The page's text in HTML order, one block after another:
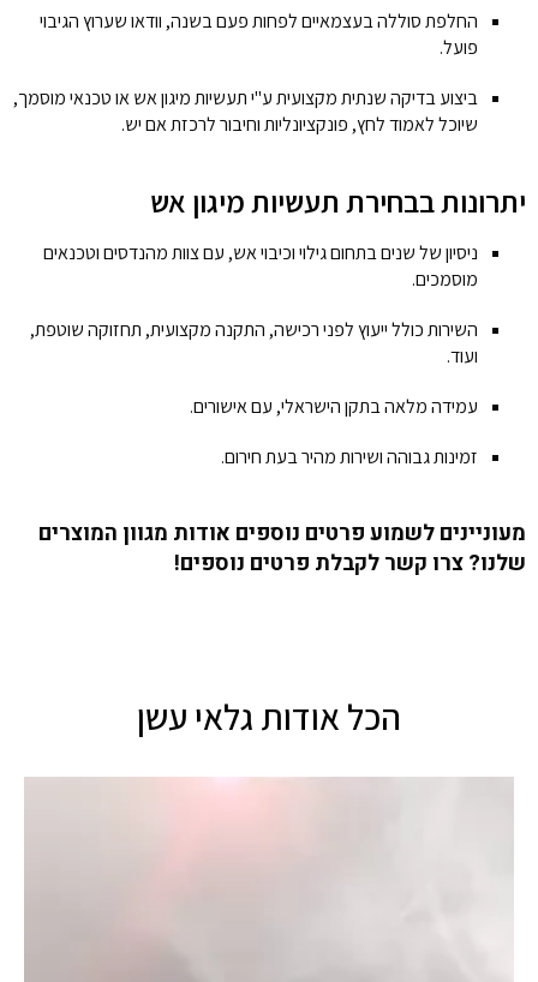
החלפת סוללה בעצמאיים לפחות פעם בשנה, וודאו שערוץ הגיבוי
פועל.
ביצוע בדיקה שנתית מקצועית ע"י תעשיות מיגון אש או טכנאי מוסמך,
שיוכל לאמוד לחץ, פונקציונליות וחיבור לרכזת אם יש.
יתרונות בבחירת תעשיות מיגון אש
ניסיון של שנים בתחום גילוי וכיבוי אש, עם צוות מהנדסים וטכנאים
מוסמכים.
השירות כולל ייעוץ לפני רכישה, התקנה מקצועית, תחזוקה שוטפת,
ועוד.
עמידה מלאה בתקן הישראלי, עם אישורים.
זמינות גבוהה ושירות מהיר בעת חירום.
מעוניינים לשמוע פרטים נוספים אודות מגוון המוצרים
שלנו? צרו קשר לקבלת פרטים נוספים!
הכל אודות גלאי עשן